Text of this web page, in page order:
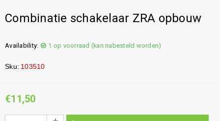
Combinatie schakelaar ZRA opbouw
Availability: 1 op voorraad (kan nabesteld worden)
Sku: 103510
€11,50